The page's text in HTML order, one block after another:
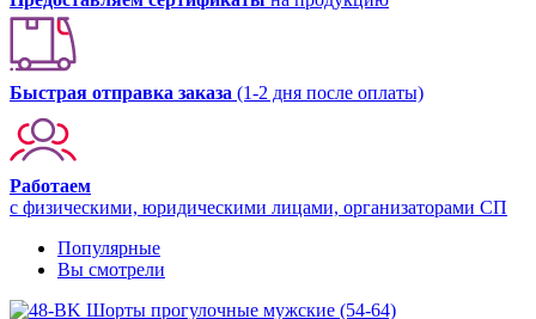
Быстрая отправка заказа (1-2 дня после оплаты)
Работаем
с физическими, юридическими лицами, организаторами СП
Популярные
Вы смотрели